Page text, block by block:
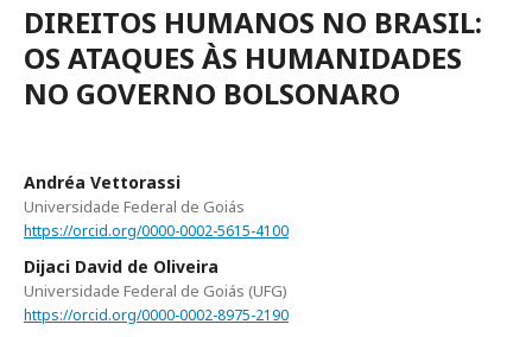
DIREITOS HUMANOS NO BRASIL:
OS ATAQUES ÀS HUMANIDADES
NO GOVERNO BOLSONARO
Andréa Vettorassi
Universidade Federal de Goiás
https://orcid.org/0000-0002-5615-4100
Dijaci David de Oliveira
Universidade Federal de Goiás (UFG)
https://orcid.org/0000-0002-8975-2190